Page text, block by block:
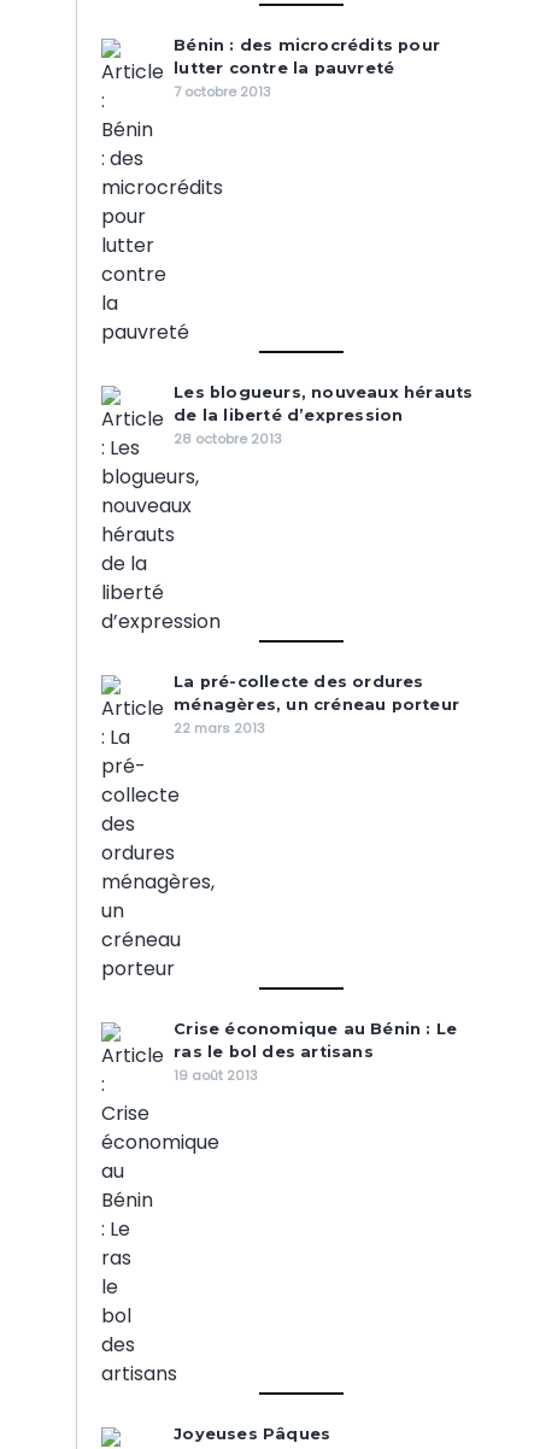
Bénin : des microcrédits pour
lutter contre la pauvreté
7 octobre 2013
Les blogueurs, nouveaux hérauts
de la liberté d’expression
28 octobre 2013
La pré-collecte des ordures
ménagères, un créneau porteur
22 mars 2013
Crise économique au Bénin : Le
ras le bol des artisans
19 août 2013
Joyeuses Pâques